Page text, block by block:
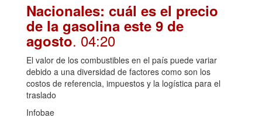
Nacionales: cuál es el precio
de la gasolina este 9 de
agosto. 04:20
El valor de los combustibles en el país puede variar
debido a una diversidad de factores como son los
costos de referencia, impuestos y la logística para el
traslado
Infobae